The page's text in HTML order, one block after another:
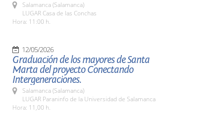
Salamanca (Salamanca)
LUGAR Casa de las Conchas
Hora: 11:00 h.
12/05/2026
Graduación de los mayores de Santa
Marta del proyecto Conectando
Intergeneraciones.
Salamanca (Salamanca)
LUGAR Paraninfo de la Universidad de Salamanca
Hora: 11,00 h.